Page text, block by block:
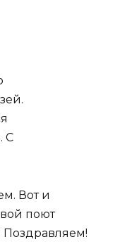
С
Вот и
поют
Поздравляем!